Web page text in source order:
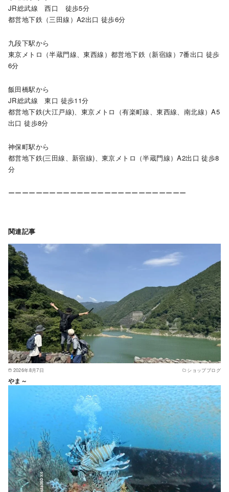
JR総武線 西口 徒歩5分
都営地下鉄（三田線）A2出口 徒歩6分
九段下駅から
東京メトロ（半蔵門線、東西線）都営地下鉄（新宿線）7番出口 徒歩
6分
飯田橋駅から
JR総武線 東口 徒歩11分
都営地下鉄(大江戸線)、東京メトロ（有楽町線、東西線、南北線）A5
出口 徒歩8分
神保町駅から
都営地下鉄(三田線、新宿線)、東京メトロ（半蔵門線）A2出口 徒歩8
分
ーーーーーーーーーーーーーーーーーーーーーーーーーー
関連記事
2026年8月7日 ショップブログ
やま～